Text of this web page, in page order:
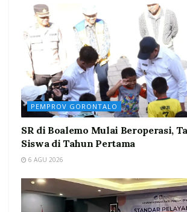
PEMPROV GORONTALO
SR di Boalemo Mulai Beroperasi,
Siswa di Tahun Pertama
6 AGU 2026